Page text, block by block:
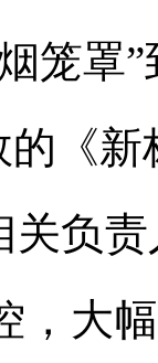
笼罩
《新
关负
，大